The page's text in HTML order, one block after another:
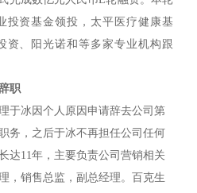
投资基金领投，太平医疗健康基
资、阳光诺和等多家专业机构跟
职
于冰因个人原因申请辞去公司第
务，之后于冰不再担任公司任何
达11年，主要负责公司营销相关
，销售总监，副总经理。百克生